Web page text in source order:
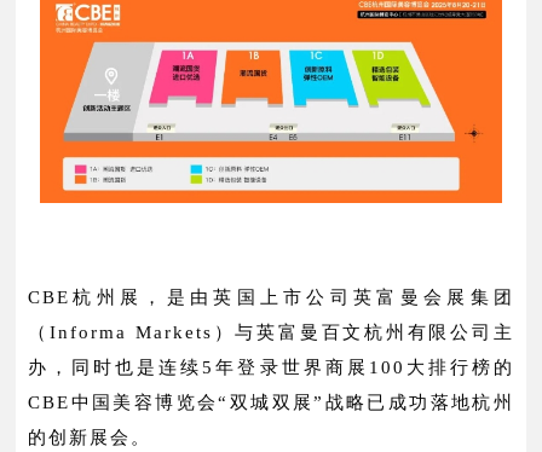
CBE杭州展，是 由英国上市公司英富曼会展集团
（Informa Markets）与英富曼百文杭州有限公司主
办，同时也是连续5年登录世界商展100大排行榜的
CBE中国美容博览会“双城双展”战略已成功落地杭州
的创新展会。